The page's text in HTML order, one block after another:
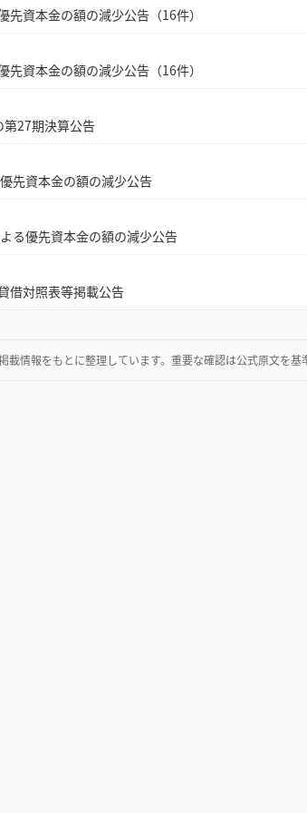
資本金の額の減少公告（16件）
資本金の額の減少公告（16件）
27期決算公告
先資本金の額の減少公告
る優先資本金の額の減少公告
借対照表等掲載公告
載情報をもとに整理しています。重要な確認は公式原文を基